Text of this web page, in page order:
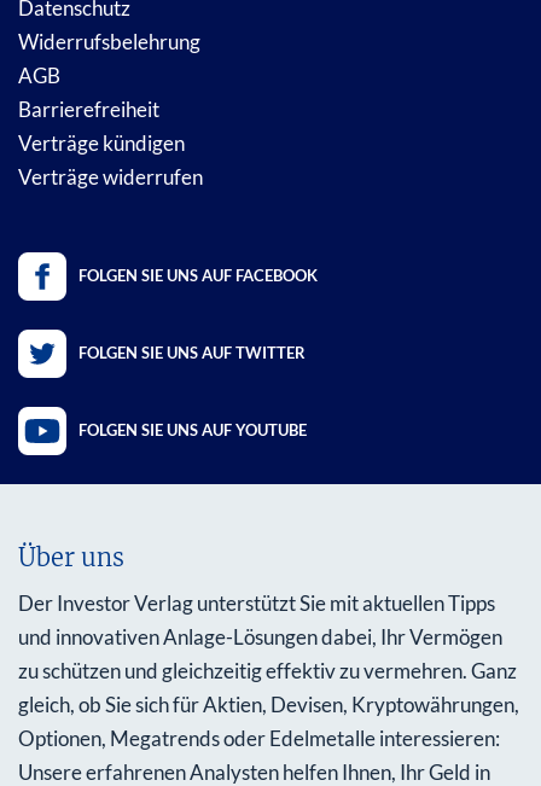
Datenschutz
Widerrufsbelehrung
AGB
Barrierefreiheit
Verträge kündigen
Verträge widerrufen
FOLGEN SIE UNS AUF FACEBOOK
FOLGEN SIE UNS AUF TWITTER
FOLGEN SIE UNS AUF YOUTUBE
Über uns
Der Investor Verlag unterstützt Sie mit aktuellen Tipps
und innovativen Anlage-Lösungen dabei, Ihr Vermögen
zu schützen und gleichzeitig effektiv zu vermehren. Ganz
gleich, ob Sie sich für Aktien, Devisen, Kryptowährungen,
Optionen, Megatrends oder Edelmetalle interessieren:
Unsere erfahrenen Analysten helfen Ihnen, Ihr Geld in